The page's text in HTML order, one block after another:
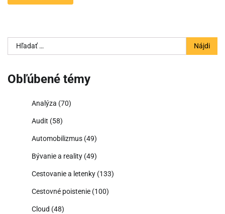
Hľadať:
Obľúbené témy
Analýza (70)
Audit (58)
Automobilizmus (49)
Bývanie a reality (49)
Cestovanie a letenky (133)
Cestovné poistenie (100)
Cloud (48)